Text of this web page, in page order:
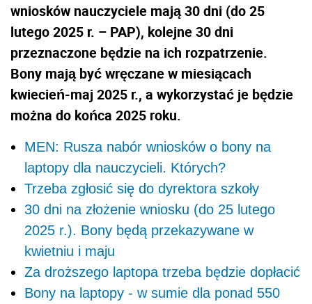
wniosków nauczyciele mają 30 dni (do 25
lutego 2025 r. – PAP), kolejne 30 dni
przeznaczone będzie na ich rozpatrzenie.
Bony mają być wręczane w miesiącach
kwiecień-maj 2025 r., a wykorzystać je będzie
można do końca 2025 roku.
MEN: Rusza nabór wniosków o bony na
laptopy dla nauczycieli. Których?
Trzeba zgłosić się do dyrektora szkoły
30 dni na złożenie wniosku (do 25 lutego
2025 r.). Bony będą przekazywane w
kwietniu i maju
Za droższego laptopa trzeba będzie dopłacić
Bony na laptopy - w sumie dla ponad 550